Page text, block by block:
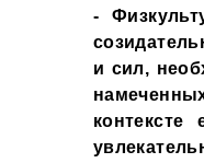
-
и сил,
контексте